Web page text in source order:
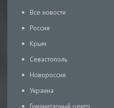
Все новости
Россия
Крым
Севастополь
Новороссия
Украина
Гуманитарный центр